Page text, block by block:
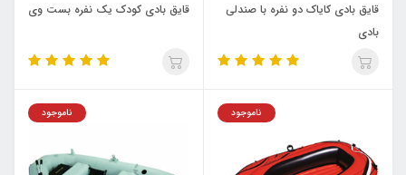
قایق بادی کایاک دو نفره با صندلی
بادی
قایق بادی کودک یک نفره بست وی
ناموجود ناموجود